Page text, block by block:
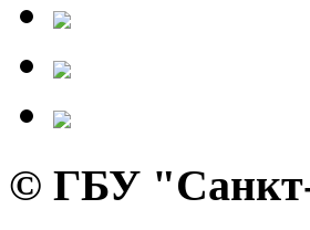
© ГБУ "Санкт-